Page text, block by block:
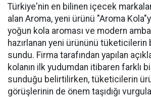
Türkiye'nin en bilinen içecek
alan Aroma, yeni ürünü "Aroma
yoğun kola aroması ve modern
hazırlanan yeni ürününü tüketicilerin
sundu. Firma tarafından yapılan
kolanın ilk yudumdan itibaren farklı
sunduğu belirtilirken, tüketicilerin
görüşlerinin de önem taşıdığı